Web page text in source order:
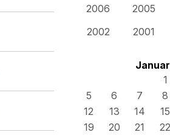
2006
2005
2002
2001
1
5
6 7 8
12
13 14 15
19
20 21 22